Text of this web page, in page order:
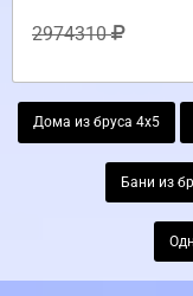
2974310
Дома из бруса 4х5
Бани из